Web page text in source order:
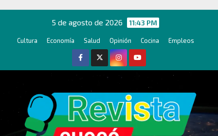
contenido
5 de agosto de 2026 11:43 PM
Cultura Economía Salud Opinión Cocina Empleos